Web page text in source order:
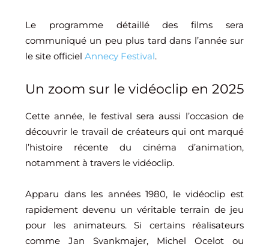
Le programme détaillé des films sera
communiqué un peu plus tard dans l’année sur
le site officiel Annecy Festival.
Un zoom sur le vidéoclip en 2025
Cette année, le festival sera aussi l’occasion de
découvrir le travail de créateurs qui ont marqué
l’histoire récente du cinéma d’animation,
notamment à travers le vidéoclip.
Apparu dans les années 1980, le vidéoclip est
rapidement devenu un véritable terrain de jeu
pour les animateurs. Si certains réalisateurs
comme Jan Svankmajer, Michel Ocelot ou